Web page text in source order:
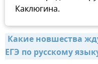
Каклюгина.
Какие новшества
ЕГЭ по русскому